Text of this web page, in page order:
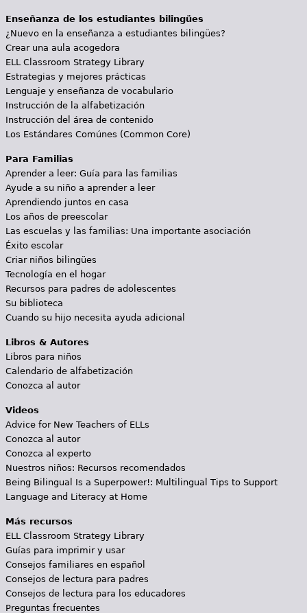
Enseñanza de los estudiantes bilingües
¿Nuevo en la enseñanza a estudiantes bilingües?
Crear una aula acogedora
ELL Classroom Strategy Library
Estrategias y mejores prácticas
Lenguaje y enseñanza de vocabulario
Instrucción de la alfabetización
Instrucción del área de contenido
Los Estándares Comúnes (Common Core)
Para Familias
Aprender a leer: Guía para las familias
Ayude a su niño a aprender a leer
Aprendiendo juntos en casa
Los años de preescolar
Las escuelas y las familias: Una importante asociación
Éxito escolar
Criar niños bilingües
Tecnología en el hogar
Recursos para padres de adolescentes
Su biblioteca
Cuando su hijo necesita ayuda adicional
Libros & Autores
Libros para niños
Calendario de alfabetización
Conozca al autor
Videos
Advice for New Teachers of ELLs
Conozca al autor
Conozca al experto
Nuestros niños: Recursos recomendados
Being Bilingual Is a Superpower!: Multilingual Tips to Support
Language and Literacy at Home
Más recursos
ELL Classroom Strategy Library
Guías para imprimir y usar
Consejos familiares en español
Consejos de lectura para padres
Consejos de lectura para los educadores
Preguntas frecuentes